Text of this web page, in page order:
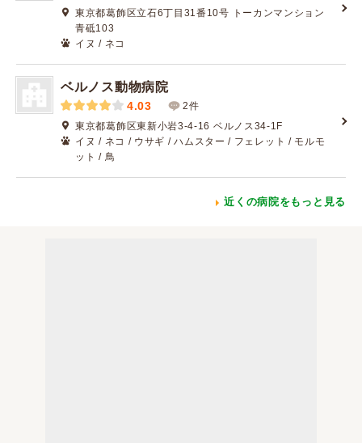
東京都葛飾区立石6丁目31番10号 トーカンマンション
青砥103
イヌ / ネコ
ベルノス動物病院
4.03
2件
東京都葛飾区東新小岩3-4-16 ベルノス34-1F
イヌ / ネコ / ウサギ / ハムスター / フェレット / モルモ
ット / 鳥
近くの病院をもっと見る